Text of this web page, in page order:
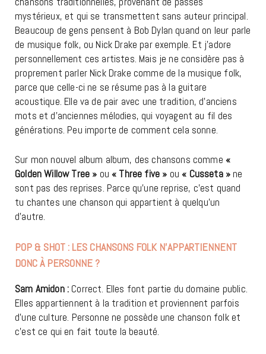
mystérieux, et qui se transmettent sans auteur principal.
Beaucoup de gens pensent à Bob Dylan quand on leur parle
de musique folk, ou Nick Drake par exemple. Et j’adore
personnellement ces artistes. Mais je ne considère pas à
proprement parler Nick Drake comme de la musique folk,
parce que celle-ci ne se résume pas à la guitare
acoustique. Elle va de pair avec une tradition, d’anciens
mots et d’anciennes mélodies, qui voyagent au fil des
générations. Peu importe de comment cela sonne.
Sur mon nouvel album album, des chansons comme «
Golden Willow Tree » ou« Three five » ou « Cusseta » ne
sont pas des reprises. Parce qu’une reprise, c’est quand
tu chantes une chanson qui appartient à quelqu’un
d’autre.
POP & SHOT : LES CHANSONS FOLK N’APPARTIENNENT
DONC À PERSONNE ?
Sam Amidon : Correct. Elles font partie du domaine public.
Elles appartiennent à la tradition et proviennent parfois
d’une culture. Personne ne possède une chanson folk et
c’est ce qui en fait toute la beauté.